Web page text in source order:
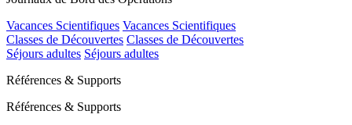
Vacances Scientifiques Vacances Scientifiques
Classes de Découvertes Classes de Découvertes
Séjours adultes Séjours adultes
Références & Supports
Références & Supports